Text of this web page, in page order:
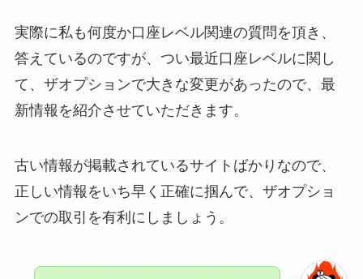
実際に私も何度か口座レベル関連の質問を頂き、
答えているのですが、つい最近口座レベルに関し
て、ザオプションで大きな変更があったので、最
新情報を紹介させていただきます。
古い情報が掲載されているサイトばかりなので、
正しい情報をいち早く正確に掴んで、ザオプショ
ンでの取引を有利にしましょう。